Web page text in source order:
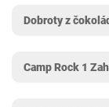
Dobroty z
Camp Rock 1